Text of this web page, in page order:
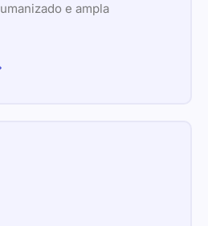
e ampla